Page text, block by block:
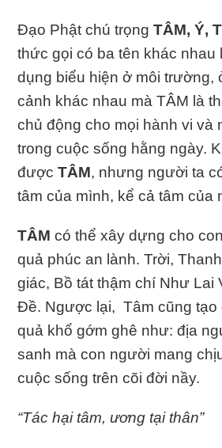
Đạo Phật chú trọngTÂM, Ý,
thức gọi có ba tên khác nhau
dụng biểu hiện ở môi trường,
cảnh khác nhau mà TÂM là
chủ động cho mọi hành vi và
trong cuộc sống hằng ngày.
đượcTÂM, nhưng người ta
tâm của mình, kể cả tâm của
TÂM có thể xây dựng cho
quả phúc an lành. Trời,
giác, Bồ tát thậm chí Như Lai
Đề. Ngược lại, Tâm cũng tạo
quả khổ gớm ghê như: địa
sanh mà con người mang
cuộc sống trên cõi đời nầy.
“Tác hại tâm, ương tại thân”